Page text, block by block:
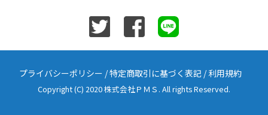
プライバシーポリシー /特定商取引に基づく表記 /利用規約
Copyright (C) 2020 株式会社ＰＭＳ. All rights Reserved.